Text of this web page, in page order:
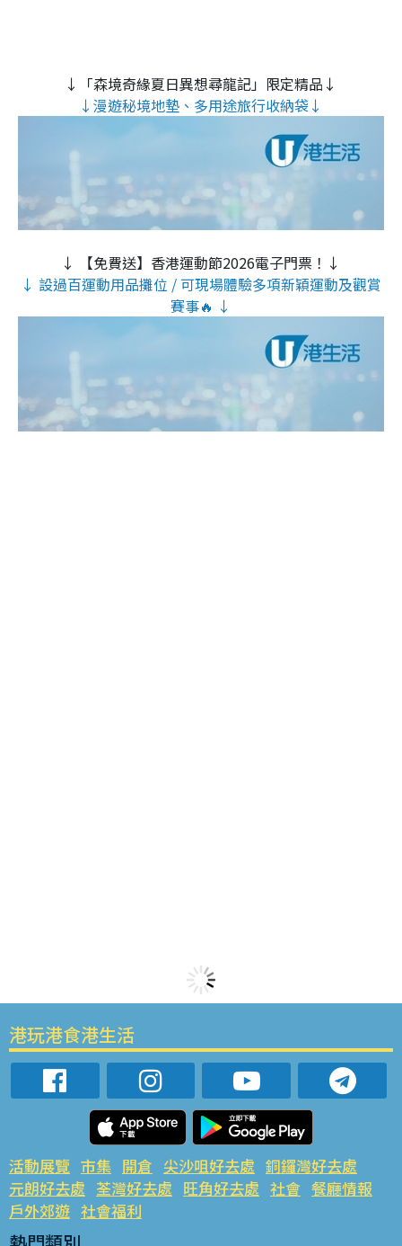
↓「森境奇緣夏日異想尋龍記」限定精品↓
↓漫遊秘境地墊、多用途旅行收納袋↓
↓ 【免費送】香港運動節2026電子門票！↓
↓ 設過百運動用品攤位 / 可現場體驗多項新穎運動及觀賞
賽事🔥 ↓
港玩港食港生活
活動展覽 市集 開倉 尖沙咀好去處 銅鑼灣好去處
元朗好去處 荃灣好去處 旺角好去處 社會 餐廳情報
戶外郊遊 社會福利